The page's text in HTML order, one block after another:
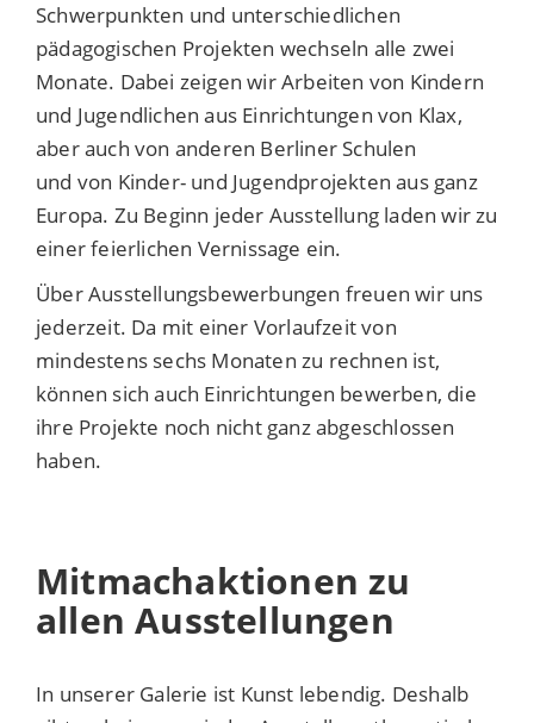
Schwerpunkten und unterschiedlichen
pädagogischen Projekten wechseln alle zwei
Monate. Dabei zeigen wir Arbeiten von Kindern
und Jugendlichen aus Einrichtungen von Klax,
aber auch von anderen Berliner Schulen
und von Kinder- und Jugendprojekten aus ganz
Europa. Zu Beginn jeder Ausstellung laden wir zu
einer feierlichen Vernissage ein.
Über Ausstellungsbewerbungen freuen wir uns
jederzeit. Da mit einer Vorlaufzeit von
mindestens sechs Monaten zu rechnen ist,
können sich auch Einrichtungen bewerben, die
ihre Projekte noch nicht ganz abgeschlossen
haben.
Mitmachaktionen zu
allen Ausstellungen
In unserer Galerie ist Kunst lebendig. Deshalb